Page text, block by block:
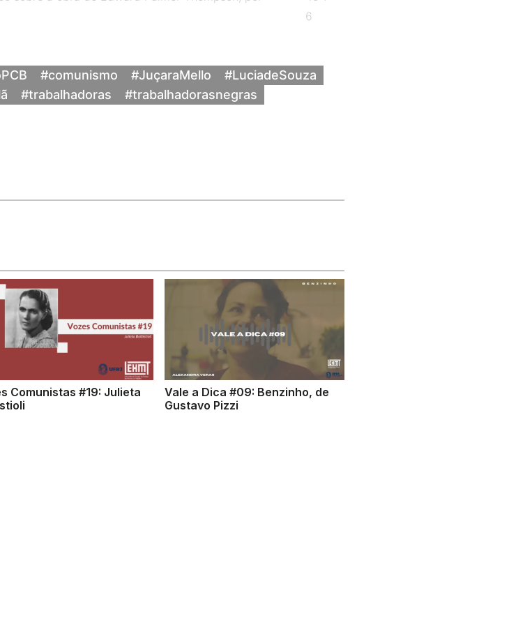
6
#comunismo #JuçaraMello
#LuciadeSouza
#trabalhadoras
#trabalhadorasnegras
Comunistas #19: Julieta
Vale a Dica #09: Benzinho, de
Gustavo Pizzi